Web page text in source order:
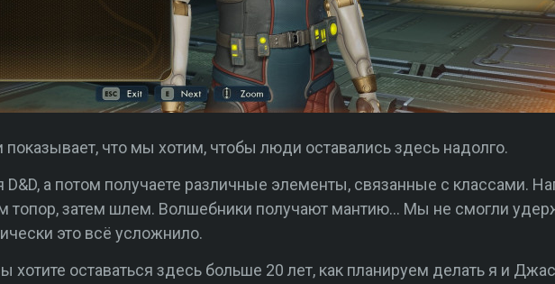
показывает, что мы хотим, чтобы люди оставались здесь надолго.
D&D, а потом получаете различные элементы, связанные с классами.
топор, затем шлем. Волшебники получают мантию… Мы не смогли
это всё усложнило.
оставаться здесь больше 20 лет, как планируем делать я и